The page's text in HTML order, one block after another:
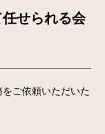
せられる会
ご依頼いただいた